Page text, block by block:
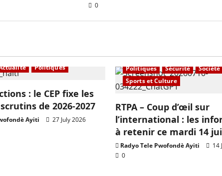
0
Politiques
: le CEP fixe les
de 2026-2027
Ayiti
27 July 2026
Education
En vedette
Politiques
Sécurité
Société
Sports et Culture
RTPA – Coup d’œil sur
l’international : les
à retenir ce mardi 14
Radyo Tele Pwofondè Ayiti
14
0